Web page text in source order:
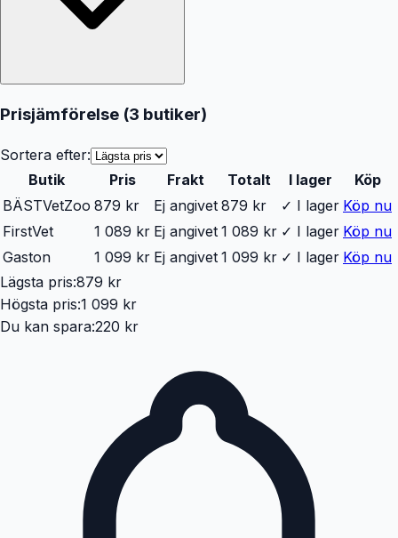
Prisjämförelse (3 butiker)
Sortera efter:
Butik
Pris Frakt Totalt I lager
Köp
BÄSTVetZoo 879 kr Ej angivet 879 kr ✓ I lager Köp nu
FirstVet
1 089 kr Ej angivet 1 089 kr ✓ I lager Köp nu
Gaston
1 099 kr Ej angivet 1 099 kr ✓ I lager Köp nu
Lägsta pris:879 kr
Högsta pris:1 099 kr
Du kan spara:220 kr